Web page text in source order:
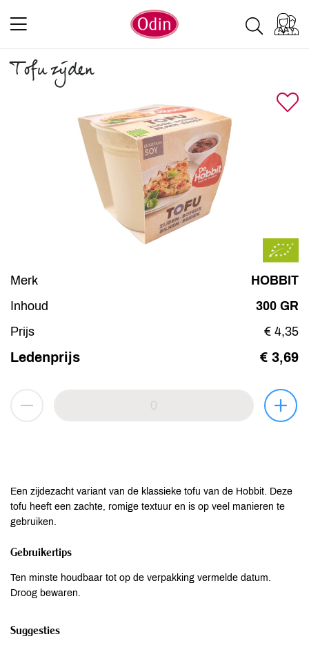
Tofu zijden
Merk
HOBBIT
Inhoud
300 GR
Prijs
€ 4,35
Ledenprijs € 3,69
Een zijdezacht variant van de klassieke tofu van de Hobbit. Deze
tofu heeft een zachte, romige textuur en is op veel manieren te
gebruiken.
Gebruikertips
Ten minste houdbaar tot op de verpakking vermelde datum.
Droog bewaren.
Suggesties